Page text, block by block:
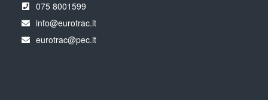
075 8001599
info@eurotrac.it
eurotrac@pec.it